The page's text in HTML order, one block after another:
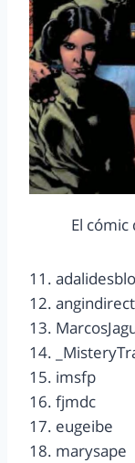
El
11.
12. angindirect
13.
14.
15. imsfp
16. fjmdc
17. eugeibe
18. marysape